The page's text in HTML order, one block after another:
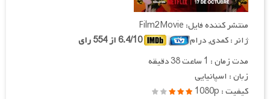
منتشر کننده فایل: Film2Movie
ژانر : کمدی, درام
6.4/10 از 554 رای
مدت زمان : 1 ساعت 38 دقیقه
زبان : اسپانیایی
کیفیت : 1080p